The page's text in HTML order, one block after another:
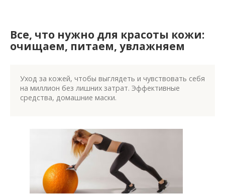
Все, что нужно для красоты кожи:
очищаем, питаем, увлажняем
Уход за кожей, чтобы выглядеть и чувствовать себя
на миллион без лишних затрат. Эффективные
средства, домашние маски.